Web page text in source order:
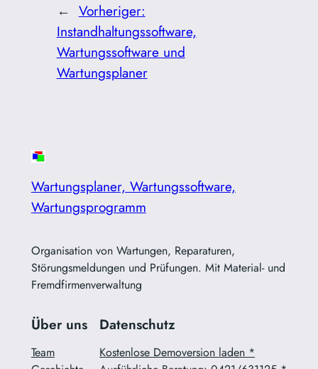
← Vorheriger:
Instandhaltungssoftware,
Wartungssoftware und
Wartungsplaner
Wartungsplaner, Wartungssoftware,
Wartungsprogramm
Organisation von Wartungen, Reparaturen,
Störungsmeldungen und Prüfungen. Mit Material- und
Fremdfirmenverwaltung
Über uns
Team
Datenschutz
Kostenlose Demoversion laden *